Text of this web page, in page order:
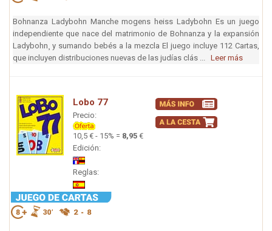
Bohnanza Ladybohn Manche mogens heiss Ladybohn Es un juego
independiente que nace del matrimonio de Bohnanza y la expansión
Ladybohn¸ y sumando bebés a la mezcla El juego incluye 112 Cartas,
que incluyen distribuciones nuevas de las judías clás ... Leer más
Lobo 77
Precio:
10,5 € - 15% = 8,95 €
Edición:
Reglas: